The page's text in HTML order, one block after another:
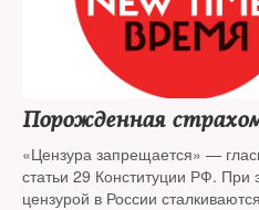
Порожденная
«Цензура запрещается» —
статьи 29 Конституции РФ. При
цензурой в России